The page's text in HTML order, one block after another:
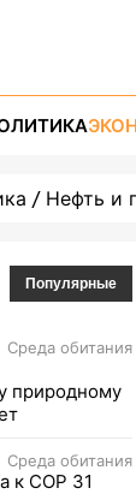
Нефть и
Популярные
Среда обитания
природному
Среда обитания
к СОР 31